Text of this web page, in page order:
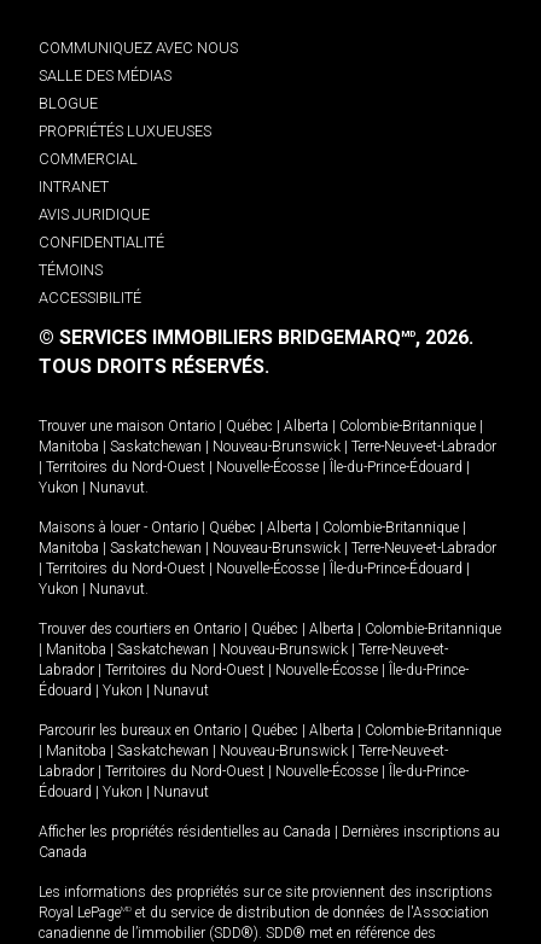
COMMUNIQUEZ AVEC NOUS
SALLE DES MÉDIAS
BLOGUE
PROPRIÉTÉS LUXUEUSES
COMMERCIAL
INTRANET
AVIS JURIDIQUE
CONFIDENTIALITÉ
TÉMOINS
ACCESSIBILITÉ
© SERVICES IMMOBILIERS BRIDGEMARQMD, 2026.
TOUS DROITS RÉSERVÉS.
Trouver une maison Ontario Québec Alberta Colombie-Britannique
Manitoba
Saskatchewan Nouveau-Brunswick
Terre-Neuve-et-Labrador
Territoires du Nord-Ouest Nouvelle-Écosse Île-du-Prince-Édouard
Yukon
Nunavut.
Maisons à louer - Ontario Québec Alberta Colombie-Britannique
Manitoba
Saskatchewan Nouveau-Brunswick
Terre-Neuve-et-Labrador
Territoires du Nord-Ouest Nouvelle-Écosse Île-du-Prince-Édouard
Yukon
Nunavut.
Trouver des courtiers en Ontario Québec Alberta
Colombie-Britannique
Manitoba Saskatchewan Nouveau-Brunswick
Terre-Neuve-et-
Labrador
Territoires du Nord-Ouest Nouvelle-Écosse
Île-du-Prince-
Édouard
Yukon Nunavut
Parcourir les bureaux en Ontario Québec Alberta
Colombie-Britannique
Manitoba Saskatchewan Nouveau-Brunswick
Terre-Neuve-et-
Labrador
Territoires du Nord-Ouest Nouvelle-Écosse
Île-du-Prince-
Édouard
Yukon Nunavut
Afficher les propriétés résidentielles au Canada
Dernières inscriptions au
Canada
Les informations des propriétés sur ce site proviennent des inscriptions
Royal LePageMD et du service de distribution de données de l'Association
canadienne de l’immobilier (SDD®). SDD® met en référence des